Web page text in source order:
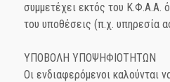
συμμετέχει εκτός του Κ.Φ.Α.Α.
του υποθέσεις (π.χ. υπηρεσία
ΥΠΟΒΟΛΗ ΥΠΟΨΗΦΙΟΤΗΤΩΝ
Οι ενδιαφερόμενοι καλούνται